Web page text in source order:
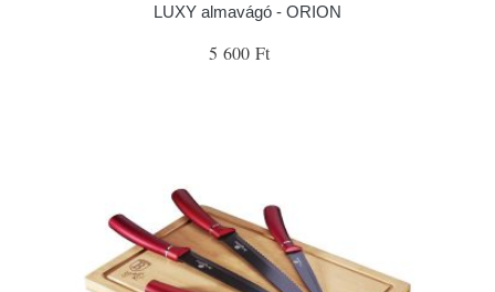
LUXY almavágó - ORION
5 600 Ft